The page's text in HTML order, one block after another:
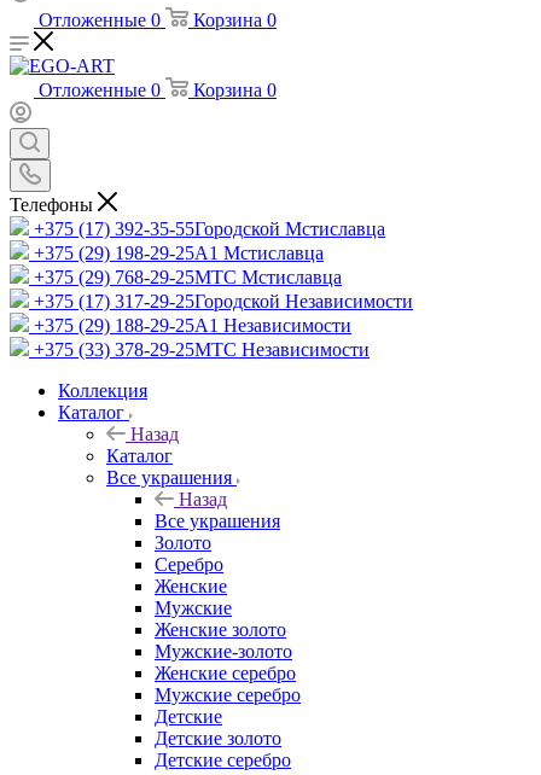
Отложенные 0 Корзина 0
Отложенные 0 Корзина 0
Телефоны
+375 (17) 392-35-55Городской Мстиславца
+375 (29) 198-29-25A1 Мстиславца
+375 (29) 768-29-25МТС Мстиславца
+375 (17) 317-29-25Городской Независимости
+375 (29) 188-29-25A1 Независимости
+375 (33) 378-29-25МТС Независимости
Коллекция
Каталог
Назад
Каталог
Все украшения
Назад
Все украшения
Золото
Серебро
Женские
Мужские
Женские золото
Мужские-золото
Женские серебро
Мужские серебро
Детские
Детские золото
Детские серебро